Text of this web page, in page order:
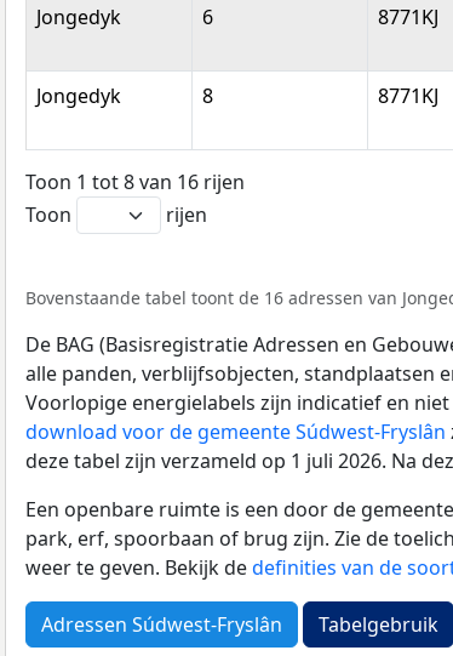
Jongedyk 6 8771KJ
Jongedyk 8 8771KJ
Toon 1 tot 8 van 16 rijen
Toon
rijen
Bovenstaande tabel toont de 16 adressen van
De BAG (Basisregistratie Adressen en
alle panden, verblijfsobjecten, standplaatsen
Voorlopige energielabels zijn indicatief en
download voor de gemeente Súdwest-Fryslân
deze tabel zijn verzameld op 1 juli 2026. Na
Een openbare ruimte is een door de
park, erf, spoorbaan of brug zijn. Zie de
weer te geven. Bekijk dedefinities van de
Adressen Súdwest-Fryslân Tabelgebruik